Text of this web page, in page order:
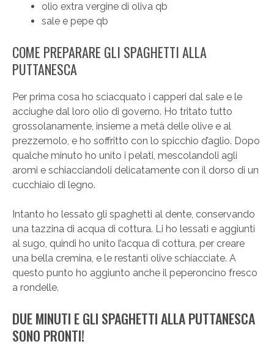
olio extra vergine di oliva qb
sale e pepe qb
COME PREPARARE GLI SPAGHETTI ALLA
PUTTANESCA
Per prima cosa ho sciacquato i capperi dal sale e le
acciughe dal loro olio di governo. Ho tritato tutto
grossolanamente, insieme a metà delle olive e al
prezzemolo, e ho soffritto con lo spicchio d’aglio. Dopo
qualche minuto ho unito i pelati, mescolandoli agli
aromi e schiacciandoli delicatamente con il dorso di un
cucchiaio di legno.
Intanto ho lessato gli spaghetti al dente, conservando
una tazzina di acqua di cottura. Li ho lessati e aggiunti
al sugo, quindi ho unito l’acqua di cottura, per creare
una bella cremina, e le restanti olive schiacciate. A
questo punto ho aggiunto anche il peperoncino fresco
a rondelle.
DUE MINUTI E GLI SPAGHETTI ALLA PUTTANESCA
SONO PRONTI!